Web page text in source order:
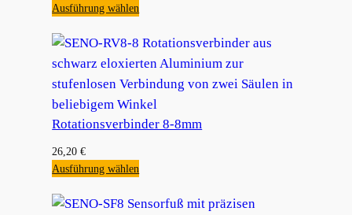
Ausführung wählen
Rotationsverbinder 8-8mm
26,20€
Ausführung wählen